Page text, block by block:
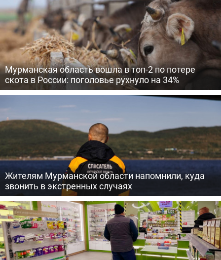
Мурманская область вошла в топ-2 по потере
скота в России: поголовье рухнуло на 34%
Жителям Мурманской области напомнили, куда
звонить в экстренных случаях